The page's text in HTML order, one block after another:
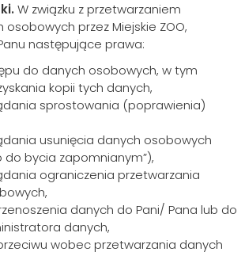
W związku z przetwarzaniem
przez Miejskie ZOO,
następujące prawa:
do danych osobowych, w tym
kopii tych danych,
sprostowania (poprawienia)
usunięcia danych osobowych
do bycia zapomnianym”),
ograniczenia przetwarzania
danych do Pani/ Pana lub do
danych,
wobec przetwarzania danych